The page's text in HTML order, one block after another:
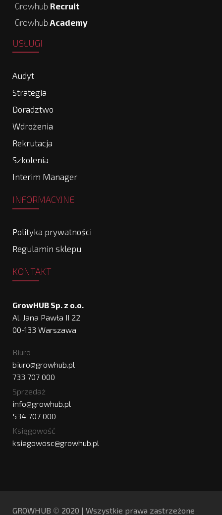
Growhub Recruit
Growhub Academy
USŁUGI
Audyt
Strategia
Doradztwo
Wdrożenia
Rekrutacja
Szkolenia
Interim Manager
INFORMACYJNE
Polityka prywatności
Regulamin sklepu
KONTAKT
GrowHUB Sp. z o.o.
Al. Jana Pawła II 22
00-133 Warszawa
Biuro
biuro@growhub.pl
733 707 000
Sprzedaż
info@growhub.pl
534 707 000
Księgowość
ksiegowosc@growhub.pl
GROWHUB ©️ 2020 | Wszystkie prawa zastrzeżone